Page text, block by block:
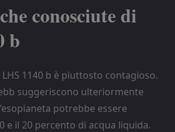
conosciute di
b
LHS 1140 b è piuttosto contagioso.
suggeriscono ulteriormente
potrebbe essere
e il 20 percento di acqua liquida.